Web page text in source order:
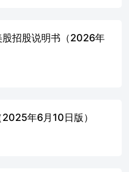
Capital Market was $42.50
value of our outstanding
on approximately 1,799,299
onthe Nasdaq Capital
sold $0 of securities as
招股说明书（2026年
年6月10日版）